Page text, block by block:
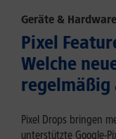
Geräte & Hardware
Pixel
Welche
Pixel Drops bringen
unterstützte Google-